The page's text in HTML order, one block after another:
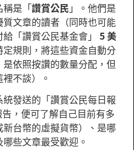
稱是「讚賞公民 」。他們是
文章的讀者（同時也可能
「讚賞公民基金會」 5 美
定規則，將這些資金自動分
依照按讚的數量分配，但
不談）。
發送的「讚賞公民每日報
，便可了解自己目前有多
新台幣的虛擬貨幣）、是哪
些文章最受歡迎。